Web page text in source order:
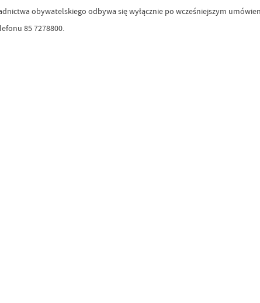
obywatelskiego odbywa się wyłącznie po wcześniejszym
85 7278800.